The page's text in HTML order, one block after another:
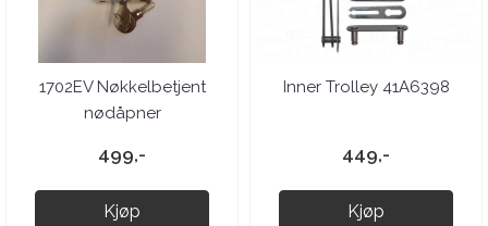
1702EV Nøkkelbetjent
nødåpner
499,-
Kjøp
Inner Trolley 41A6398
449,-
Kjøp